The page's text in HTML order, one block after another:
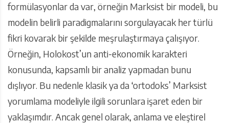
formülasyonlar da var, örneğin Marksist bir modeli, bu
modelin belirli paradigmalarını sorgulayacak her türlü
fikri kovarak bir şekilde meşrulaştırmaya çalışıyor.
Örneğin, Holokost’un anti-ekonomik karakteri
konusunda, kapsamlı bir analiz yapmadan bunu
dışlıyor. Bu nedenle klasik ya da ‘ortodoks’ Marksist
yorumlama modeliyle ilgili sorunlara işaret eden bir
yaklaşımdır. Ancak genel olarak, anlama ve eleştirel